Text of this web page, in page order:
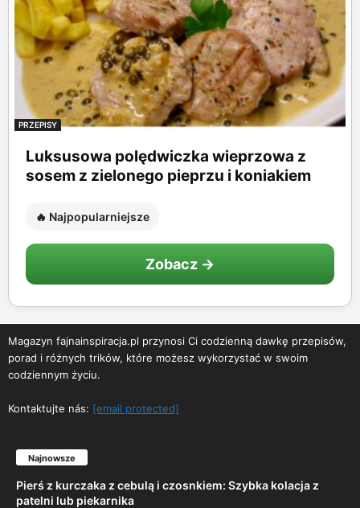
PRZEPISY
Luksusowa polędwiczka wieprzowa z
sosem z zielonego pieprzu i koniakiem
🔥 Najpopularniejsze
Zobacz →
Magazyn fajnainspiracja.pl przynosi Ci codzienną dawkę przepisów,
porad i różnych trików, które możesz wykorzystać w swoim
codziennym życiu.
Kontaktujte nás: [email protected]
Najnowsze
Pierś z kurczaka z cebulą i czosnkiem: Szybka kolacja z
patelni lub piekarnika